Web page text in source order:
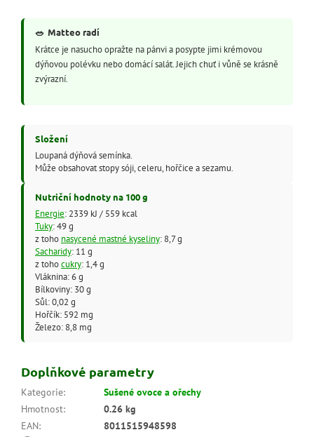
🥗 Matteo radí
Krátce je nasucho opražte na pánvi a posypte jimi krémovou
dýňovou polévku nebo domácí salát. Jejich chuť i vůně se krásně
zvýrazní.
Složení
Loupaná dýňová semínka.
Může obsahovat stopy sóji, celeru, hořčice a sezamu.
Nutriční hodnoty na 100 g
Energie: 2339 kJ / 559 kcal
Tuky: 49 g
z toho nasycené mastné kyseliny: 8,7 g
Sacharidy: 11 g
z tohocukry: 1,4 g
Vláknina: 6 g
Bílkoviny: 30 g
Sůl: 0,02 g
Hořčík: 592 mg
Železo: 8,8 mg
Doplňkové parametry
Kategorie:
Sušené ovoce a ořechy
Hmotnost:
0.26 kg
EAN:
8011515948598